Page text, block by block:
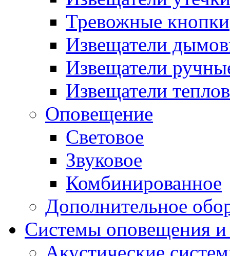
Тревожные кнопки
Извещатели
Извещатели
Извещатели
Оповещение
Световое
Звуковое
Комбинированное
Дополнительное
Системы оповещения и